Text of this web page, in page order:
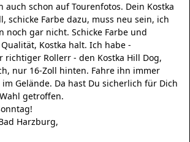
auch schon auf Tourenfotos. Dein Kostka
schicke Farbe dazu, muss neu sein, ich
noch gar nicht. Schicke Farbe und
Kostka halt. Ich habe -
richtiger Rollerr - den Kostka Hill Dog,
nur 16-Zoll hinten. Fahre ihn immer
Gelände. Da hast Du sicherlich für Dich
getroffen.
Harzburg,